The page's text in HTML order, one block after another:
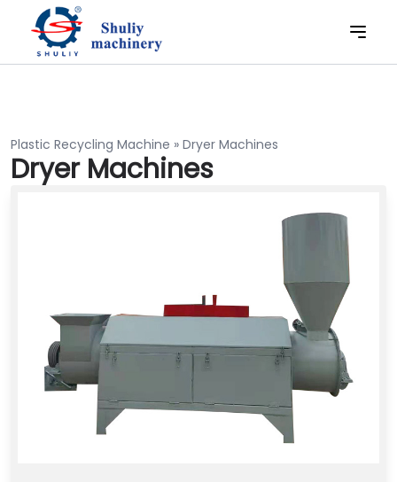
Plastic Recycling Machine » Dryer Machines
Dryer Machines